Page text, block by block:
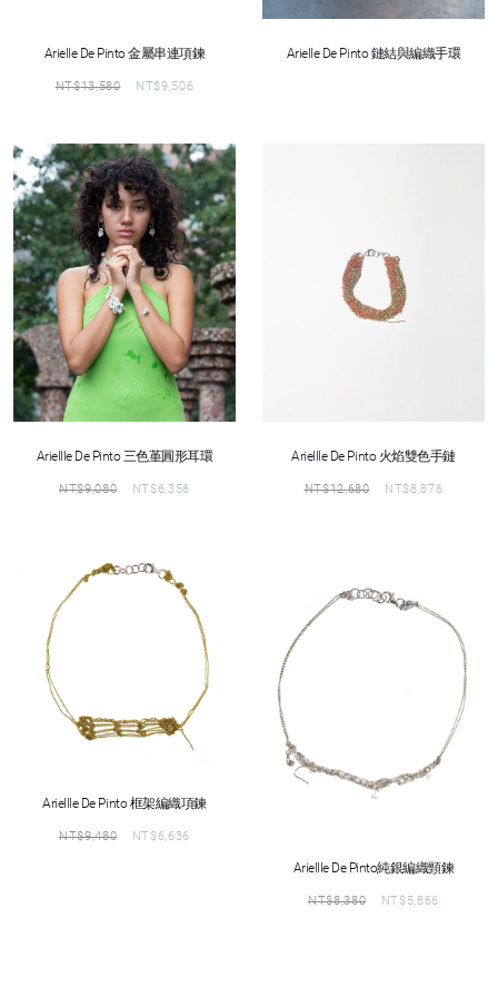
Arielle De Pinto 金屬串連項鍊
NT$13,580 NT$9,506
Arielle De Pinto 鏈結與編織手環
Ariellle De Pinto 三色堇圓形耳環
NT$9,080 NT$6,356
Ariellle De Pinto 火焰雙色手鏈
NT$12,680 NT$8,876
Ariellle De Pinto 框架編織項鍊
NT$9,480 NT$6,636
Ariellle De Pinto純銀編織頸鍊
NT$8,380 NT$5,866